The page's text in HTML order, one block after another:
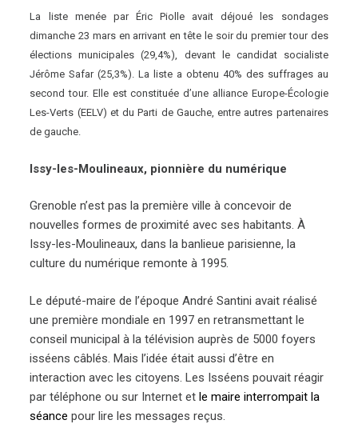
La liste menée par Éric Piolle avait déjoué les sondages
dimanche 23 mars en arrivant en tête le soir du premier tour des
élections municipales (29,4%), devant le candidat socialiste
Jérôme Safar (25,3%). La liste a obtenu 40% des suffrages au
second tour. Elle est constituée d’une alliance Europe-Écologie
Les-Verts (EELV) et du Parti de Gauche, entre autres partenaires
de gauche.
Issy-les-Moulineaux, pionnière du numérique
Grenoble n’est pas la première ville à concevoir de
nouvelles formes de proximité avec ses habitants. À
Issy-les-Moulineaux, dans la banlieue parisienne, la
culture du numérique remonte à 1995.
Le député-maire de l’époque André Santini avait réalisé
une première mondiale en 1997 en retransmettant le
conseil municipal à la télévision auprès de 5000 foyers
isséens câblés. Mais l’idée était aussi d’être en
interaction avec les citoyens. Les Isséens pouvait réagir
par téléphone ou sur Internet etle maire interrompait la
séance pour lire les messages reçus.